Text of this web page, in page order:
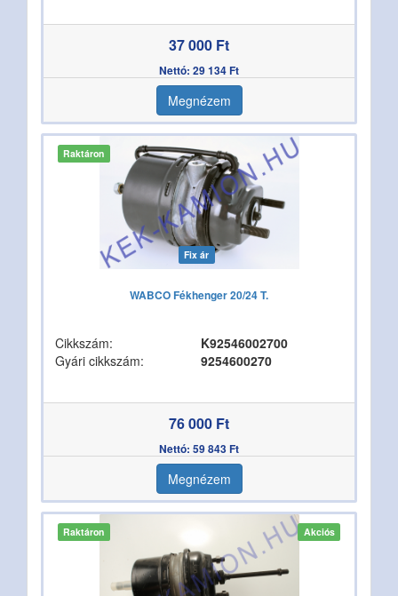
37 000 Ft
Nettó: 29 134 Ft
Megnézem
Raktáron
Fix ár
WABCO Fékhenger 20/24 T.
Cikkszám:
K92546002700
Gyári cikkszám:
9254600270
76 000 Ft
Nettó: 59 843 Ft
Megnézem
Raktáron Akciós